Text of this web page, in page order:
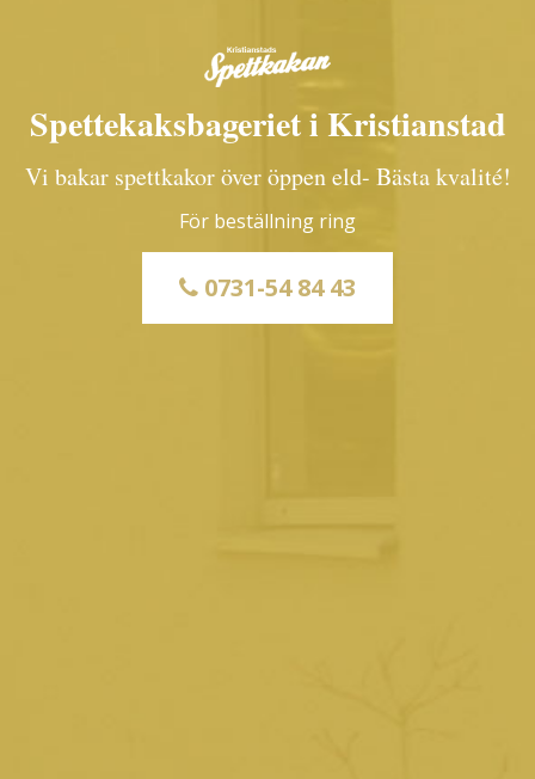
Spettekaksbageriet i Kristianstad
Vi bakar spettkakor över öppen eld- Bästa kvalité!
För beställning ring
0731-54 84 43